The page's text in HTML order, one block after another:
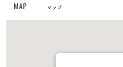
2025/07/17
MAP マップ